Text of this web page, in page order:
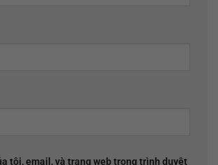
tôi, email, và trang web trong trình duyệt